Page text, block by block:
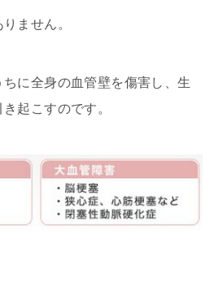
ません。
に全身の血管壁を傷害し、生
起こすのです。